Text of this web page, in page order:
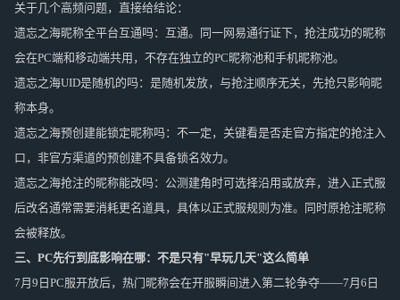
关于几个高频问题，直接给结论：
遗忘之海昵称全平台互通吗：互通。同一网易通行证下，抢注成功的昵称
会在PC端和移动端共用，不存在独立的PC昵称池和手机昵称池。
遗忘之海UID是随机的吗：是随机发放，与抢注顺序无关，先抢只影响昵
称本身。
遗忘之海预创建能锁定昵称吗：不一定，关键看是否走官方指定的抢注入
口，非官方渠道的预创建不具备锁名效力。
遗忘之海抢注的昵称能改吗：公测建角时可选择沿用或放弃，进入正式服
后改名通常需要消耗更名道具，具体以正式服规则为准。同时原抢注昵称
会被释放。
三、PC先行到底影响在哪：不是只有"早玩几天"这么简单
7月9日PC服开放后，热门昵称会在开服瞬间进入第二轮争夺——7月6日